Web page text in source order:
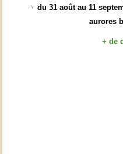
du 31 août au 11
aurores
+ de